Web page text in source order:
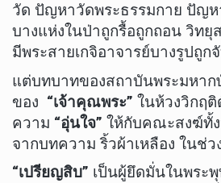
วัด ปัญหาวัดพระธรรมกาย ปัญ
บางแห่งในป่าถูกรื้อถูกถอน วิทยุ
มีพระสายเกจิอาจารย์บางรูปถูก
แต่บทบาทของสถาบันพระมหาก
ของ “เจ้าคุณพระ” ในห้วงวิกฤติ
ความ “อุ่นใจ” ให้กับคณะสงฆ์ทั้
จากบทความ ริ้วผ้าเหลือง ในช่
“เปรียญสิบ” เป็นผู้ยึดมั่นในพระ